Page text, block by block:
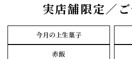
実店舗限定／
今月の上生菓子
赤飯